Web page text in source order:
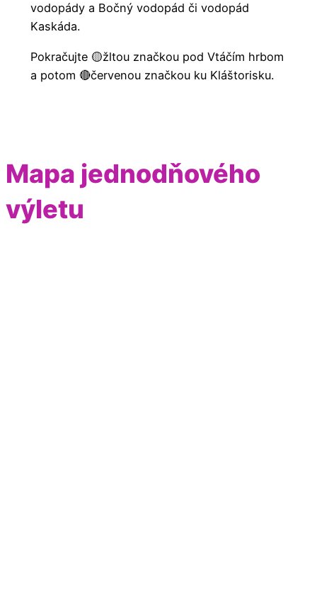
vodopády a Bočný vodopád či vodopád
Kaskáda.
Pokračujte 🟡žltou značkou pod Vtáčím hrbom
a potom 🔴červenou značkou ku Kláštorisku.
Mapa jednodňového
výletu